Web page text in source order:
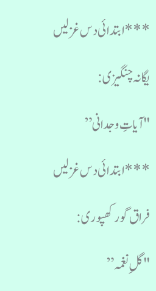
***ابتدائی دس غزلیں
یگانہ چنگیزی:
"آیاتِ وجدانی”
***ابتدائی دس غزلیں
فراق گورکھپوری:
"گلِ نغمہ”